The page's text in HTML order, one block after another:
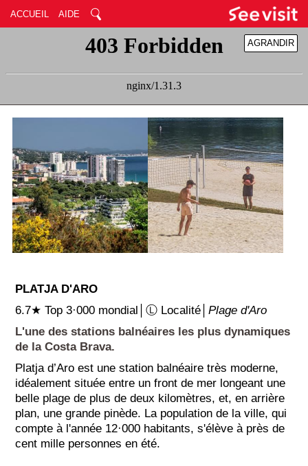
ACCUEIL AIDE
RÉDUIRE
AGRANDIR
PLATJA D'ARO
6.7★ Top 3·000 mondial│Ⓛ Localité│Plage d'Aro
L'une des stations balnéaires les plus dynamiques
de la Costa Brava.
Platja d’Aro est une station balnéaire très moderne,
idéalement située entre un front de mer longeant une
belle plage de plus de deux kilomètres, et, en arrière
plan, une grande pinède. La population de la ville, qui
compte à l'année 12·000 habitants, s'élève à près de
cent mille personnes en été.